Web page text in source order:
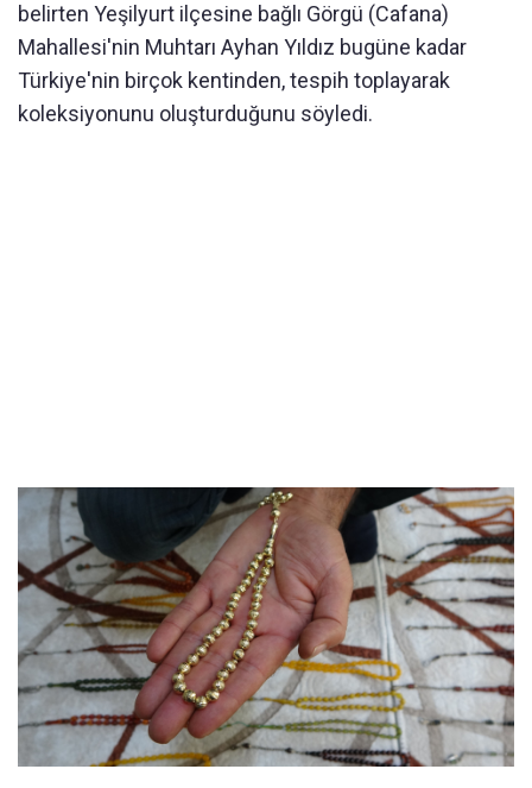
belirten Yeşilyurt ilçesine bağlı Görgü (Cafana)
Mahallesi'nin Muhtarı Ayhan Yıldız bugüne kadar
Türkiye'nin birçok kentinden, tespih toplayarak
koleksiyonunu oluşturduğunu söyledi.